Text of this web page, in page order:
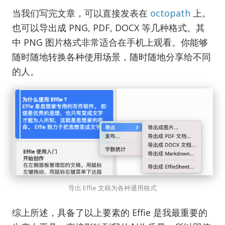
当我们写完文章，可以直接发表在 octopath 上。
也可以导出成 PNG, PDF, DOCX 等几种格式。其
中 PNG 图片格式非常适合在手机上观看。你能够
随时随地转换各种使用场景，随时随地分享给不同
的人。
导出 Effie 文稿为各种通用格式
综上所述，具备了以上要素的 Effie 是我最重要的